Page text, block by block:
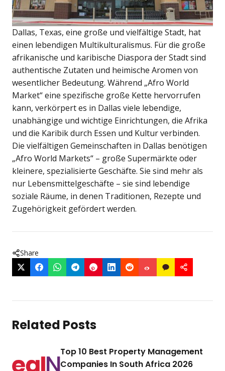
Dallas, Texas, eine große und vielfältige Stadt, hat
einen lebendigen Multikulturalismus. Für die große
afrikanische und karibische Diaspora der Stadt sind
authentische Zutaten und heimische Aromen von
wesentlicher Bedeutung. Während „Afro World
Market“ eine spezifische große Kette hervorrufen
kann, verkörpert es in Dallas viele lebendige,
unabhängige und wichtige Einrichtungen, die Afrika
und die Karibik durch Essen und Kultur verbinden.
Die vielfältigen Gemeinschaften in Dallas benötigen
„Afro World Markets“ – große Supermärkte oder
kleinere, spezialisierte Geschäfte. Sie sind mehr als
nur Lebensmittelgeschäfte – sie sind lebendige
soziale Räume, in denen Traditionen, Rezepte und
Zugehörigkeit gefördert werden.
Share
Related Posts
Top 10 Best Property Management
Companies In South Africa 2026